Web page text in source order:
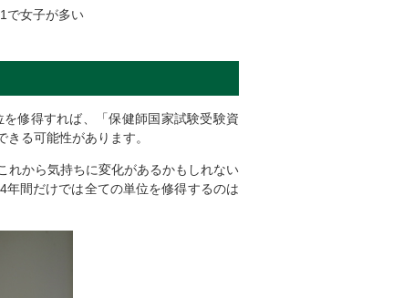
で女子が多い
修得すれば、「保健師国家試験受験資
る可能性があります。
れから気持ちに変化があるかもしれない
間だけでは全ての単位を修得するのは